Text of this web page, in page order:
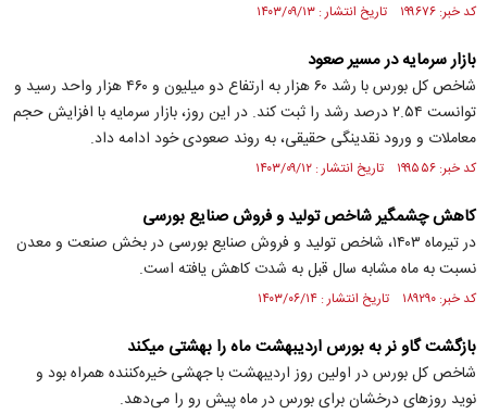
کد خبر: ۱۹۹۶۷۶ تاریخ انتشار : ۱۴۰۳/۰۹/۱۳
بازار سرمایه در مسیر صعود
شاخص کل بورس با رشد ۶۰ هزار به ارتفاع دو میلیون و ۴۶۰ هزار واحد رسید و
توانست ۲.۵۴ درصد رشد را ثبت کند. در این روز، بازار سرمایه با افزایش حجم
معاملات و ورود نقدینگی حقیقی، به روند صعودی خود ادامه داد.
کد خبر: ۱۹۹۵۵۶ تاریخ انتشار : ۱۴۰۳/۰۹/۱۲
کاهش چشمگیر شاخص تولید و فروش صنایع بورسی
در تیرماه ۱۴۰۳، شاخص تولید و فروش صنایع بورسی در بخش صنعت و معدن
نسبت به ماه مشابه سال قبل به شدت کاهش یافته است.
کد خبر: ۱۸۹۲۹۰ تاریخ انتشار : ۱۴۰۳/۰۶/۱۴
بازگشت گاو نر به بورس اردیبهشت ماه را بهشتی میکند
شاخص کل بورس در اولین روز اردیبهشت با جهشی خیره‌کننده همراه بود و
نوید روز‌های درخشان برای بورس در ماه پیش رو را می‌دهد.